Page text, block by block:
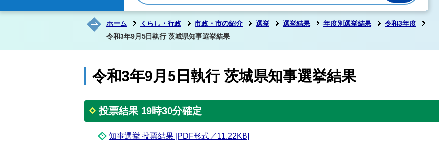
ホーム くらし・行政 市政・市の紹介 選挙 選挙結果 年度別選挙結果
令和3年度
令和3年9月5日執行 茨城県知事選挙結果
令和3年9月5日執行 茨城県知事選挙結果
投票結果 19時30分確定
知事選挙 投票結果 [PDF形式／11.22KB]